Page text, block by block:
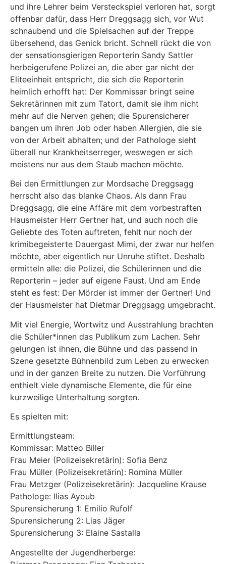
und ihre Lehrer beim Versteckspiel verloren hat, sorgt
offenbar dafür, dass Herr Dreggsagg sich, vor Wut
schnaubend und die Spielsachen auf der Treppe
übersehend, das Genick bricht. Schnell rückt die von
der sensationsgierigen Reporterin Sandy Sattler
herbeigerufene Polizei an, die aber gar nicht der
Eliteeinheit entspricht, die sich die Reporterin
heimlich erhofft hat: Der Kommissar bringt seine
Sekretärinnen mit zum Tatort, damit sie ihm nicht
mehr auf die Nerven gehen; die Spurensicherer
bangen um ihren Job oder haben Allergien, die sie
von der Arbeit abhalten; und der Pathologe sieht
überall nur Krankheitserreger, weswegen er sich
meistens nur aus dem Staub machen möchte.
Bei den Ermittlungen zur Mordsache Dreggsagg
herrscht also das blanke Chaos. Als dann Frau
Dreggsagg, die eine Affäre mit dem vorbestraften
Hausmeister Herr Gertner hat, und auch noch die
Geliebte des Toten auftreten, fehlt nur noch der
krimibegeisterte Dauergast Mimi, der zwar nur helfen
möchte, aber eigentlich nur Unruhe stiftet. Deshalb
ermitteln alle: die Polizei, die Schülerinnen und die
Reporterin – jeder auf eigene Faust. Und am Ende
steht es fest: Der Mörder ist immer der Gertner! Und
der Hausmeister hat Dietmar Dreggsagg umgebracht.
Mit viel Energie, Wortwitz und Ausstrahlung brachten
die Schüler*innen das Publikum zum Lachen. Sehr
gelungen ist ihnen, die Bühne und das passend in
Szene gesetzte Bühnenbild zum Leben zu erwecken
und in der ganzen Breite zu nutzen. Die Vorführung
enthielt viele dynamische Elemente, die für eine
kurzweilige Unterhaltung sorgten.
Es spielten mit:
Ermittlungsteam:
Kommissar: Matteo Biller
Frau Meier (Polizeisekretärin): Sofia Benz
Frau Müller (Polizeisekretärin): Romina Müller
Frau Metzger (Polizeisekretärin): Jacqueline Krause
Pathologe: Ilias Ayoub
Spurensicherung 1: Emilio Rufolf
Spurensicherung 2: Lias Jäger
Spurensicherung 3: Elaine Sastalla
Angestellte der Jugendherberge: